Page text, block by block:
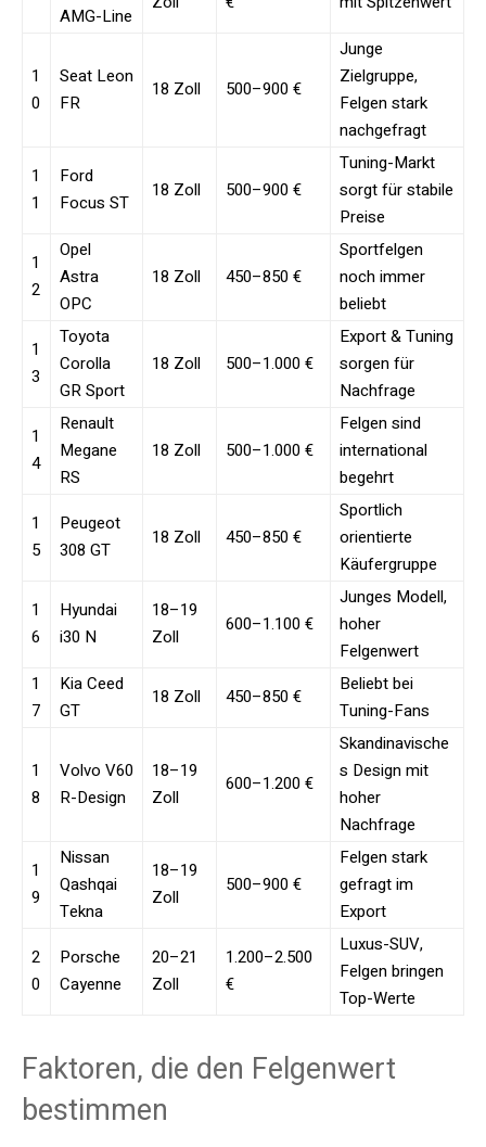
AMG-Line
1
0
Seat Leon
FR
18 Zoll 500–900 €
Junge
Zielgruppe,
Felgen stark
nachgefragt
1
1
Ford
Focus ST
18 Zoll 500–900 €
Tuning-Markt
sorgt für stabile
Preise
1
2
Opel
Astra
OPC
18 Zoll 450–850 €
Sportfelgen
noch immer
beliebt
1
3
Toyota
Corolla
GR Sport
18 Zoll 500–1.000 €
Export & Tuning
sorgen für
Nachfrage
1
4
Renault
Megane
RS
18 Zoll 500–1.000 €
Felgen sind
international
begehrt
1
5
Peugeot
308 GT
18 Zoll 450–850 €
Sportlich
orientierte
Käufergruppe
1
6
Hyundai
i30 N
18–19
Zoll
600–1.100 €
Junges Modell,
hoher
Felgenwert
1
7
Kia Ceed
GT
18 Zoll 450–850 €
Beliebt bei
Tuning-Fans
1
8
Volvo V60
R-Design
18–19
Zoll
600–1.200 €
Skandinavische
s Design mit
hoher
Nachfrage
1
9
Nissan
Qashqai
Tekna
18–19
Zoll
500–900 €
Felgen stark
gefragt im
Export
2
0
Porsche
Cayenne
20–21
Zoll
1.200–2.500
€
Luxus-SUV,
Felgen bringen
Top-Werte
Faktoren, die den Felgenwert
bestimmen